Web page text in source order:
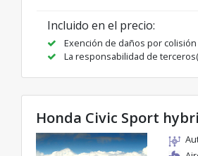
Incluido en el precio:
Exención de daños por colisión
La responsabilidad de
Honda Civic Sport